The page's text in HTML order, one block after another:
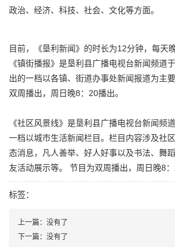
政治、经济、科技、社会、文化等方面。
目前，《垦利新闻》的时长为12分钟，每天
《镇街播报》是垦利县广播电视台新闻频道
出的一档以各镇、街道办事处新闻报道为主
双周播出，周日晚8：20播出。
《社区风景线》是垦利县广播电视台新闻频
一档以城市生活新闻栏目。栏目内容涉及社
态消息，凡人善举、好人好事以及书法、舞
友活动展示等。 节目为双周播出，周日晚8：
标签：
上一篇： 没有了
下一篇： 没有了